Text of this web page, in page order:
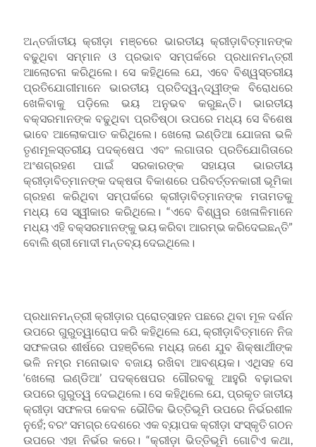
ଅନ୍ତର୍ଜାତୀୟ କ୍ରୀଡ଼ା ମଞ୍ଚରେ ଭାରତୀୟ କ୍ରୀଡ଼ାବିତ୍‌ମାନଙ୍କ
ବଢୁଥିବା ସମ୍ମାନ ଓ ପ୍ରଭାବ ସମ୍ପର୍କରେ ପ୍ରଧାନମନ୍ତ୍ରୀ
ଆଲୋଚନା କରିଥିଲେ। ସେ କହିଥିଲେ ଯେ, ଏବେ ବିଶ୍ୱସ୍ତରୀୟ
ପ୍ରତିଯୋଗୀମାନେ ଭାରତୀୟ ପ୍ରତିଦ୍ୱନ୍ଦ୍ୱୀଙ୍କ ବିରୋଧରେ
ଖେଳିବାକୁ ପଡ଼ିଲେ ଭୟ ଅନୁଭବ କରୁଛନ୍ତି। ଭାରତୀୟ
ବକ୍ସରମାନଙ୍କ ବଢୁଥିବା ପ୍ରତିଷ୍ଠା ଉପରେ ମଧ୍ୟ ସେ ବିଶେଷ
ଭାବେ ଆଲୋକପାତ କରିଥିଲେ। ଖେଲୋ ଇଣ୍ଡିଆ ଯୋଜନା ଭଳି
ତୃଣମୂଳସ୍ତରୀୟ ପଦକ୍ଷେପ ଏବଂ ଲଗାତାର ପ୍ରତିଯୋଗିତାରେ
ଅଂଶଗ୍ରହଣ ପାଇଁ ସରକାରଙ୍କ ସହାୟତା ଭାରତୀୟ
କ୍ରୀଡ଼ାବିତ୍‌ମାନଙ୍କ ଦକ୍ଷତା ବିକାଶରେ ପରିବର୍ତ୍ତନକାରୀ ଭୂମିକା
ଗ୍ରହଣ କରିଥିବା ସମ୍ପର୍କରେ କ୍ରୀଡ଼ାବିତ୍‌ମାନଙ୍କ ମତାମତକୁ
ମଧ୍ୟ ସେ ସ୍ୱୀକାର କରିଥିଲେ। “ଏବେ ବିଶ୍ୱର ଖେଳାଳିମାନେ
ମଧ୍ୟ ଏହି ବକ୍ସରମାନଙ୍କୁ ଭୟ କରିବା ଆରମ୍ଭ କରିଦେଇଛନ୍ତି”
ବୋଲି ଶ୍ରୀ ମୋଦୀ ମନ୍ତବ୍ୟ ଦେଇଥିଲେ।
ପ୍ରଧାନମନ୍ତ୍ରୀ କ୍ରୀଡ଼ାର ପ୍ରୋତ୍ସାହନ ପଛରେ ଥିବା ମୂଳ ଦର୍ଶନ
ଉପରେ ଗୁରୁତ୍ୱାରୋପ କରି କହିଥିଲେ ଯେ, କ୍ରୀଡ଼ାବିତ୍‌ମାନେ ନିଜ
ସଫଳତାର ଶୀର୍ଷରେ ପହଞ୍ଚିଲେ ମଧ୍ୟ ଜଣେ ଯୁବ ଶିକ୍ଷାର୍ଥୀଙ୍କ
ଭଳି ନମ୍ର ମନୋଭାବ ବଜାୟ ରଖିବା ଆବଶ୍ୟକ। ଏଥିସହ ସେ
‘ଖେଲୋ ଇଣ୍ଡିଆ’ ପଦକ୍ଷେପର ଗୌରବକୁ ଆହୁରି ବଢ଼ାଇବା
ଉପରେ ଗୁରୁତ୍ୱ ଦେଇଥିଲେ। ସେ କହିଥିଲେ ଯେ, ପ୍ରକୃତ ଜାତୀୟ
କ୍ରୀଡ଼ା ସଫଳତା କେବଳ ଭୌତିକ ଭିତ୍ତିଭୂମି ଉପରେ ନିର୍ଭରଶୀଳ
ନୁହେଁ; ବରଂ ସମଗ୍ର ଦେଶରେ ଏକ ବ୍ୟାପକ କ୍ରୀଡ଼ା ସଂସ୍କୃତି ଗଠନ
ଉପରେ ଏହା ନିର୍ଭର କରେ। “କ୍ରୀଡ଼ା ଭିତ୍ତିଭୂମି ଗୋଟିଏ କଥା,